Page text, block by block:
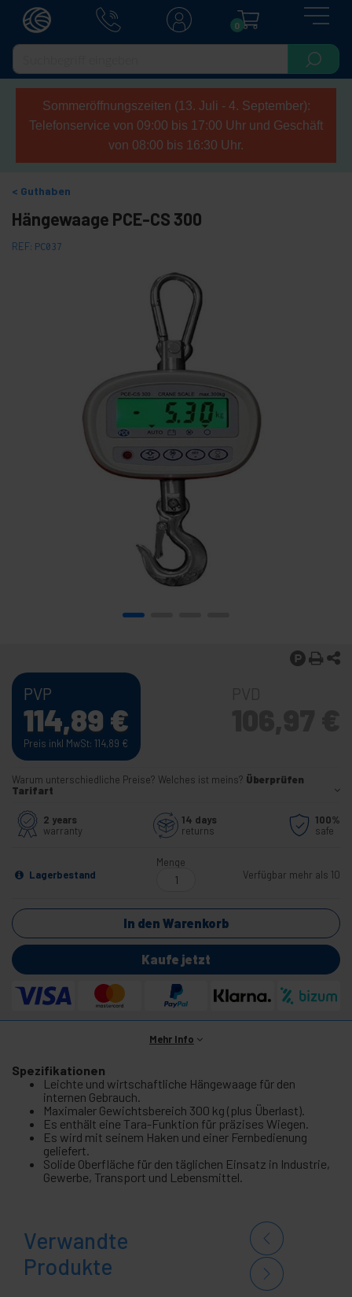
0
Sommeröffnungszeiten (13. Juli - 4. September):
Telefonservice von 09:00 bis 17:00 Uhr und Geschäft
von 08:00 bis 16:30 Uhr.
Guthaben
Hängewaage PCE-CS 300
REF: PC037
PVP
114,89 €
Preis inkl MwSt: 114,89 €
Warum unterschiedliche Preise? Welches ist meins? Überprüfen
Tarifart
2 years
warranty
14 days
returns
100%
safe
Lagerbestand
Menge
Verfügbar mehr als 10
In den Warenkorb
Kaufe jetzt
Mehr Info
Spezifikationen
Leichte und wirtschaftliche Hängewaage für den
internen Gebrauch.
Maximaler Gewichtsbereich 300 kg (plus Überlast).
Es enthält eine Tara-Funktion für präzises Wiegen.
Es wird mit seinem Haken und einer Fernbedienung
geliefert.
Solide Oberfläche für den täglichen Einsatz in Industrie,
Gewerbe, Transport und Lebensmittel.
Verwandte
Produkte